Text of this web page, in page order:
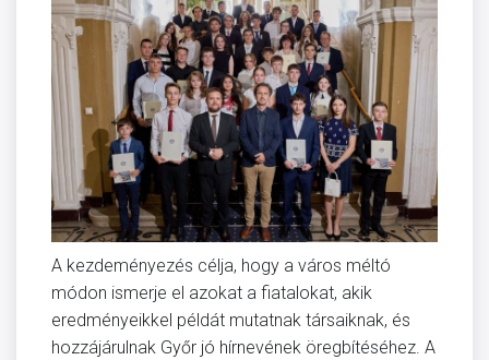
A kezdeményezés célja, hogy a város méltó
módon ismerje el azokat a fiatalokat, akik
eredményeikkel példát mutatnak társaiknak, és
hozzájárulnak Győr jó hírnevének öregbítéséhez. A